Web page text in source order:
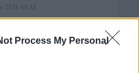
Process My Personal
2026 08:12
σπίτι – Πότε πρέπει